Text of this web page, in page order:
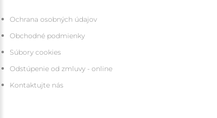
Ochrana osobných údajov
Obchodné podmienky
Súbory cookies
Odstúpenie od zmluvy - online
Kontaktujte nás